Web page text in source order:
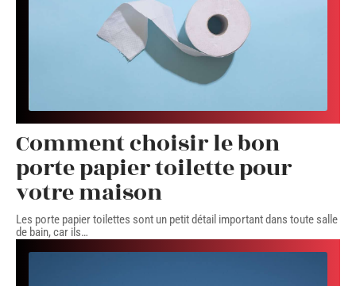
Comment choisir le bon
porte papier toilette pour
votre maison
Les porte papier toilettes sont un petit détail important dans toute salle
de bain, car ils…